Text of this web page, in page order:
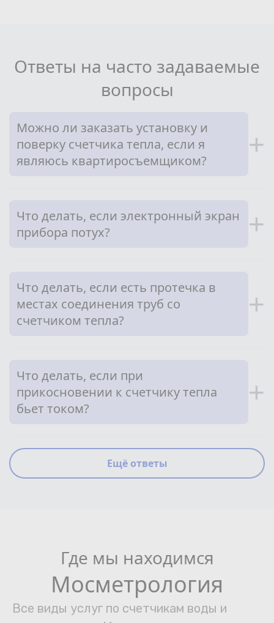
Ответы на часто задаваемые
вопросы
Можно ли заказать установку и
поверку счетчика тепла, если я
являюсь квартиросъемщиком?
+
Что делать, если электронный экран
прибора потух?
+
Что делать, если есть протечка в
местах соединения труб со
счетчиком тепла?
+
Что делать, если при
прикосновении к счетчику тепла
бьет током?
+
Ещё ответы
Где мы находимся
Мосметрология
Все виды услуг по счетчикам воды и